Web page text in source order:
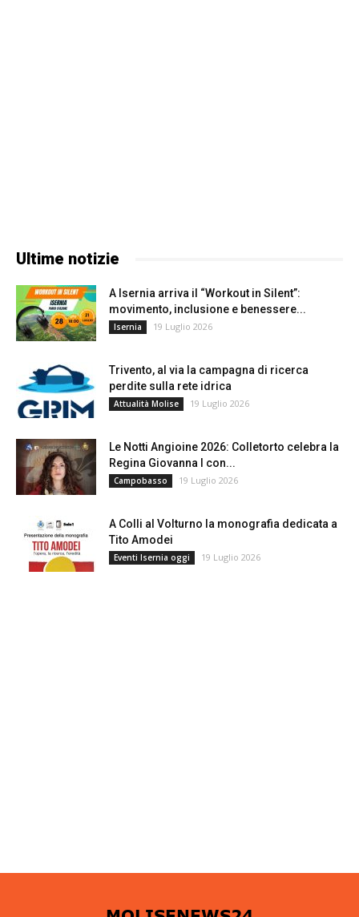
Ultime notizie
A Isernia arriva il “Workout in Silent”:
movimento, inclusione e benessere...
Isernia 19 Luglio 2026
Trivento, al via la campagna di ricerca
perdite sulla rete idrica
Attualità Molise 19 Luglio 2026
Le Notti Angioine 2026: Colletorto celebra la
Regina Giovanna I con...
Campobasso 19 Luglio 2026
A Colli al Volturno la monografia dedicata a
Tito Amodei
Eventi Isernia oggi 19 Luglio 2026